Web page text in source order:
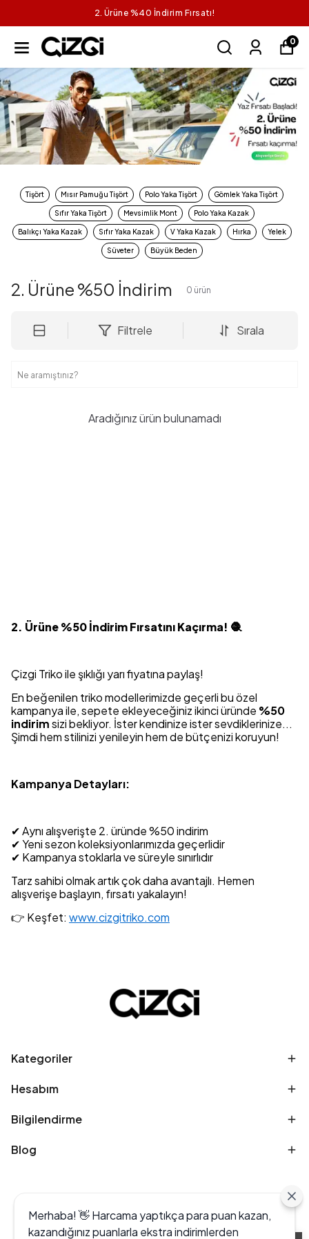
2. Ürüne %40 İndirim Fırsatı!
0
Tişört Mısır Pamuğu Tişört Polo Yaka Tişört Gömlek Yaka Tişört
Sıfır Yaka Tişört Mevsimlik Mont Polo Yaka Kazak
Balıkçı Yaka Kazak Sıfır Yaka Kazak V Yaka Kazak Hırka Yelek
Süveter Büyük Beden
2. Ürüne %50 İndirim 0 ürün
Filtrele Sırala
Aradığınız ürün bulunamadı
2. Ürüne %50 İndirim Fırsatını Kaçırma! 🧶
Çizgi Triko ile şıklığı yarı fiyatına paylaş!
En beğenilen triko modellerimizde geçerli bu özel
kampanya ile, sepete ekleyeceğiniz ikinci üründe %50
indirimsizi bekliyor. İster kendinize ister sevdiklerinize...
Şimdi hem stilinizi yenileyin hem de bütçenizi koruyun!
Kampanya Detayları:
✔ Aynı alışverişte 2. üründe %50 indirim
✔ Yeni sezon koleksiyonlarımızda geçerlidir
✔ Kampanya stoklarla ve süreyle sınırlıdır
Tarz sahibi olmak artık çok daha avantajlı. Hemen
alışverişe başlayın, fırsatı yakalayın!
👉 Keşfet: www.cizgitriko.com
Kategoriler
Hesabım
Bilgilendirme
Blog
Merhaba! 👋 Harcama yaptıkça para puan kazan,
kazandığınız puanlarla ekstra indirimlerden